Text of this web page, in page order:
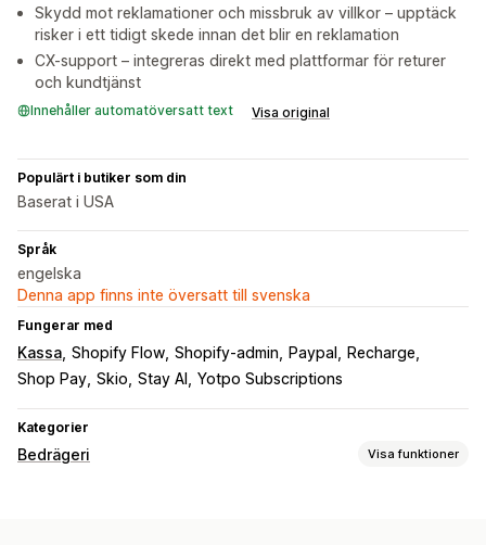
Skydd mot reklamationer och missbruk av villkor – upptäck
risker i ett tidigt skede innan det blir en reklamation
CX-support – integreras direkt med plattformar för returer
och kundtjänst
Innehåller automatöversatt text Visa original
Populärt i butiker som din
Baserat i USA
Språk
engelska
Denna app finns inte översatt till svenska
Fungerar med
Kassa Shopify Flow Shopify-admin Paypal
Recharge
Shop Pay Skio Stay AI Yotpo Subscriptions
Kategorier
Bedrägeri Visa funktioner